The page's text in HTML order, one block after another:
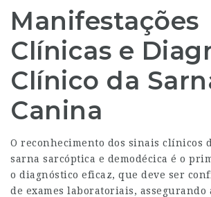
Manifestações
Clínicas e
Clínico da
Canina
O reconhecimento dos sinais clínicos
sarna sarcóptica e demodécica é o
o diagnóstico eficaz, que deve ser
de exames laboratoriais, assegurando